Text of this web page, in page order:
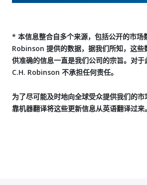
* 本信息整合自多个来源，包括公开的市场
Robinson 提供的数据，据我们所知，这些
供准确的信息一直是我们公司的宗旨。对于
C.H. Robinson 不承担任何责任。
为了尽可能及时地向全球受众提供我们的
靠机器翻译将这些更新信息从英语翻译过来。